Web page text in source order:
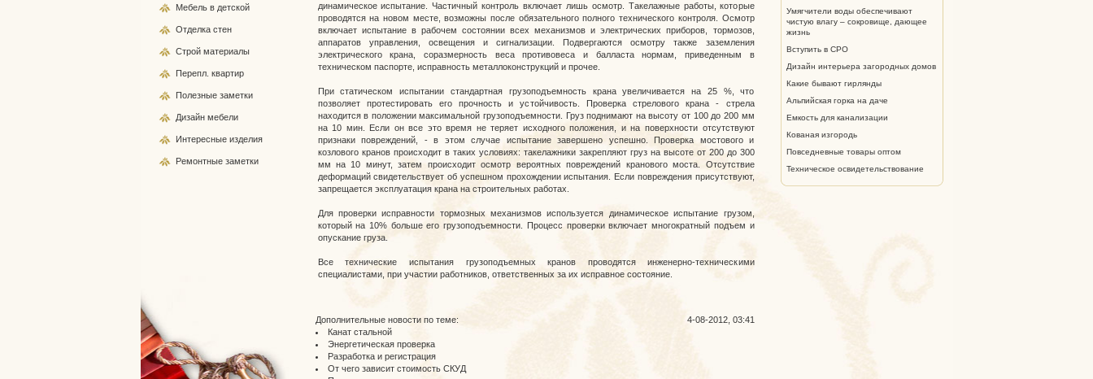
динамическое испытание. Частичный контроль включает лишь осмотр. Такелажные работы, которые
проводятся на новом месте, возможны после обязательного полного технического контроля. Осмотр
включает испытание в рабочем состоянии всех механизмов и электрических приборов, тормозов,
аппаратов управления, освещения и сигнализации. Подвергаются осмотру также заземления
электрического крана, соразмерность веса противовеса и балласта нормам, приведенным в
техническом паспорте, исправность металлоконструкций и прочее.
При статическом испытании стандартная грузоподъемность крана увеличивается на 25 %, что
позволяет протестировать его прочность и устойчивость. Проверка стрелового крана - стрела
находится в положении максимальной грузоподъемности. Груз поднимают на высоту от 100 до 200 мм
на 10 мин. Если он все это время не теряет исходного положения, и на поверхности отсутствуют
признаки повреждений, - в этом случае испытание завершено успешно. Проверка мостового и
козлового кранов происходит в таких условиях: такелажники закрепляют груз на высоте от 200 до 300
мм на 10 минут, затем происходит осмотр вероятных повреждений кранового моста. Отсутствие
деформаций свидетельствует об успешном прохождении испытания. Если повреждения присутствуют,
запрещается эксплуатация крана на строительных работах.
Для проверки исправности тормозных механизмов используется динамическое испытание грузом,
который на 10% больше его грузоподъемности. Процесс проверки включает многократный подъем и
опускание груза.
Все технические испытания грузоподъемных кранов проводятся инженерно-техническими
специалистами, при участии работников, ответственных за их исправное состояние.
4-08-2012, 03:41
Дополнительные новости по теме:
Канат стальной
Энергетическая проверка
Разработка и регистрация
От чего зависит стоимость СКУД
Мебель в детской
Отделка стен
Строй материалы
Перепл. квартир
Полезные заметки
Дизайн мебели
Интересные изделия
Ремонтные заметки
Умягчители воды обеспечивают
чистую влагу – сокровище, дающее
жизнь
Вступить в СРО
Дизайн интерьера загородных домов
Какие бывают гирлянды
Альпийская горка на даче
Емкость для канализации
Кованая изгородь
Повседневные товары оптом
Техническое освидетельствование